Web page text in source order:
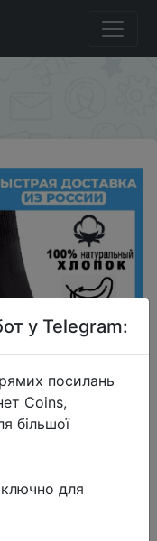
Мужские носки /
100% / Цена
у Telegram:
посилань
Coins,
більшої
для